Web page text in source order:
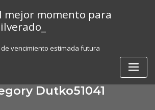
mejor momento para
vencimiento estimada futura
Dutko51041